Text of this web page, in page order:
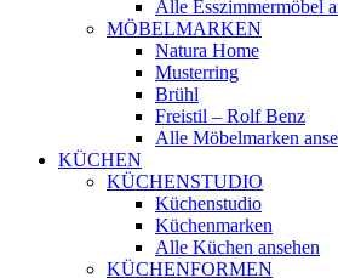
Alle Esszimmermöbel
MÖBELMARKEN
Natura Home
Musterring
Brühl
Freistil – Rolf Benz
Alle Möbelmarken
KÜCHEN
KÜCHENSTUDIO
Küchenstudio
Küchenmarken
Alle Küchen ansehen
KÜCHENFORMEN